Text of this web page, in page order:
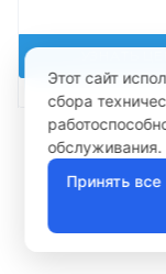
Этот сайт
сбора
обслуживания.
Принять все